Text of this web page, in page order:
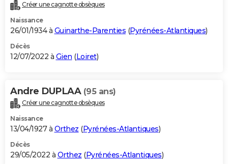
Créer une cagnotte obsèques
Naissance
26/01/1934 à Guinarthe-Parenties (Pyrénées-Atlantiques)
Décès
12/07/2022 à Gien (Loiret)
Andre DUPLAA (95 ans)
Créer une cagnotte obsèques
Naissance
13/04/1927 à Orthez (Pyrénées-Atlantiques)
Décès
29/05/2022 à Orthez (Pyrénées-Atlantiques)